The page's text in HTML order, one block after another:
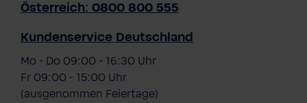
Österreich: 0800 800 555
Kundenservice Deutschland
Mo - Do 09:00 - 16:30 Uhr
Fr 09:00 - 15:00 Uhr
(ausgenommen Feiertage)